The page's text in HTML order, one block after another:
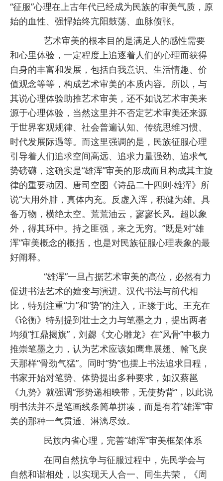
“征服”心理在上古年代已经成为民族的审美气质，原
始的血性、强悍始终亢阳鼓荡、血脉偾张。
艺术审美的根本目的是满足人的感性需要
和心里体验，一定程度上追逐着人们的心理而获得
自身的丰富和发展，包括自我意识、生活情趣、价
值观念等等，构成艺术审美的本质内容。所以，与
其说心理体验助推艺术审美，还不如说艺术审美来
源于心理体验，当然这里并不否定艺术审美还来源
于世界客观规律、社会普遍认知、传统思维习惯、
时代发展际遇等。而这里强调的是，民族征服心理
引导着人们追求空间高远、追求力量强劲、追求气
势磅礴，这确实是“雄浑”审美的形成而且构成其主旋
律的重要动因。唐司空图《诗品二十四则·雄浑》所
说“大用外腓，真体内充。反虚入浑，积健为雄。具
备万物，横绝太空。荒荒油云，寥寥长风。超以象
外，得其环中。持之匪强，来之无穷。”既是对“雄
浑”审美概念的概括，也是对民族征服心理表象的最
好阐释。
“雄浑”一旦占据艺术审美的高位，必然有力
促进书法艺术的嬗变与演进。汉代书法与前代相
比，特别注重“力”和“势”的注入，正缘于此。王充在
《论衡》特别提到壮士之力与笔墨之力，提出两者
均须“扛鼎揭旗”，刘勰《文心雕龙》在“风骨”中极力
推崇笔墨之力，认为艺术应该如鹰隼展翅、翰飞戾
天那样“骨劲气猛”。同时“势”也摆上书法追求日程，
书家开始对笔势、体势提出多种要求，如汉蔡邕
《九势》就强调“形势递相映带，无使势背”，以此说
明书法并不是笔画线条简单拼凑，而是有着“雄浑”审
美的那种一气贯通、淋漓尽致。
民族内省心理，完善“雄浑”审美框架体系
在同自然抗争与征服过程中，先民学会与
自然和谐相处，以实现天人合一、同生共荣，《周